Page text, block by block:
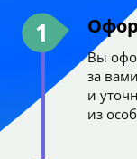
1
Вы
за
и
из